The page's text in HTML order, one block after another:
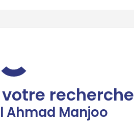
recherche
Ahmad Manjoo